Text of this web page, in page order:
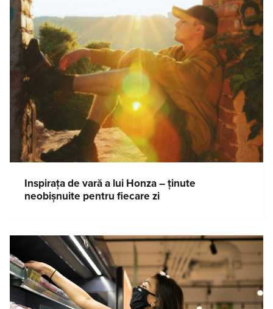
Inspirața de vară a lui Honza – ținute
neobișnuite pentru fiecare zi